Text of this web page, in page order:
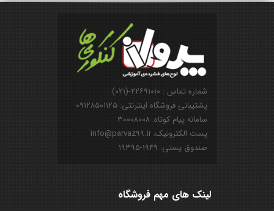
شماره تماس : ۲۲۶۹۱۰۱۰-(۰۲۱)
پشتیبانی فروشگاه اینترنتی: ۰۹۱۲۸۵۰۱۱۲۵
سامانه پیام کوتاه: ۳۰۰۰۸۰۰۸
پست الکترونیک: info@parvaz99.ir
صندوق پستی: ۱۹۴۹-۱۹۳۹۵
لینک های مهم فروشگاه